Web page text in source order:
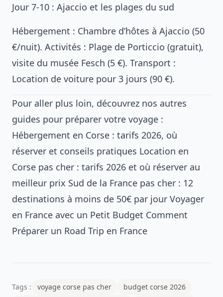
Jour 7-10 : Ajaccio et les plages du sud
Hébergement : Chambre d’hôtes à Ajaccio (50
€/nuit). Activités : Plage de Porticcio (gratuit),
visite du musée Fesch (5 €). Transport :
Location de voiture pour 3 jours (90 €).
Pour aller plus loin, découvrez nos autres
guides pour préparer votre voyage :
Hébergement en Corse : tarifs 2026, où
réserver et conseils pratiques Location en
Corse pas cher : tarifs 2026 et où réserver au
meilleur prix Sud de la France pas cher : 12
destinations à moins de 50€ par jour Voyager
en France avec un Petit Budget Comment
Préparer un Road Trip en France
Tags : voyage corse pas cher
budget corse 2026